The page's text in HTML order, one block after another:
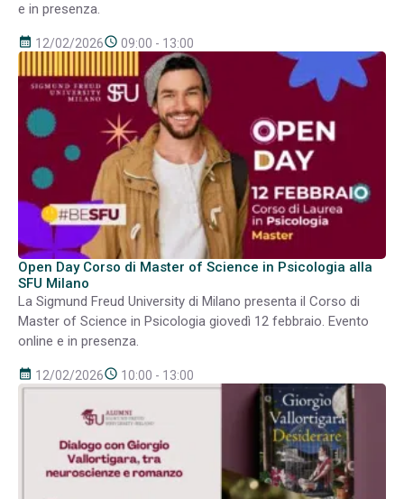
e in presenza.
calendar_month 12/02/2026schedule 09:00 - 13:00
Open Day Corso di Master of Science in Psicologia alla
SFU Milano
La Sigmund Freud University di Milano presenta il Corso di
Master of Science in Psicologia giovedì 12 febbraio. Evento
online e in presenza.
calendar_month 12/02/2026schedule 10:00 - 13:00